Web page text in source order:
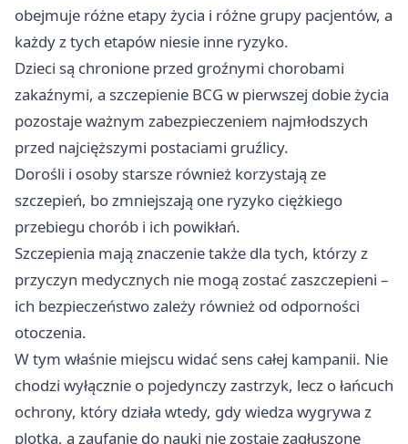
obejmuje różne etapy życia i różne grupy pacjentów, a
każdy z tych etapów niesie inne ryzyko.
Dzieci są chronione przed groźnymi chorobami
zakaźnymi, a szczepienie BCG w pierwszej dobie życia
pozostaje ważnym zabezpieczeniem najmłodszych
przed najcięższymi postaciami gruźlicy.
Dorośli i osoby starsze również korzystają ze
szczepień, bo zmniejszają one ryzyko ciężkiego
przebiegu chorób i ich powikłań.
Szczepienia mają znaczenie także dla tych, którzy z
przyczyn medycznych nie mogą zostać zaszczepieni –
ich bezpieczeństwo zależy również od odporności
otoczenia.
W tym właśnie miejscu widać sens całej kampanii. Nie
chodzi wyłącznie o pojedynczy zastrzyk, lecz o łańcuch
ochrony, który działa wtedy, gdy wiedza wygrywa z
plotką, a zaufanie do nauki nie zostaje zagłuszone